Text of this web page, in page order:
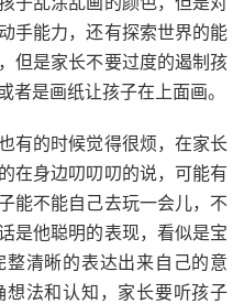
手能力，还有探索世界的能
但是家长不要过度的遏制孩
是画纸让孩子在上面画。
有的时候觉得很烦，在家长
在身边叨叨叨的说，可能有
能不能自己去玩一会儿，不
是他聪明的表现，看似是宝
清晰的表达出来自己的意
法和认知，家长要听孩子